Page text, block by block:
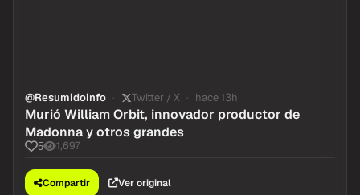
@Resumidoinfo Twitter / X hace 13h
Murió William Orbit, innovador productor de
Madonna y otros grandes
5 1,697
Compartir Ver original